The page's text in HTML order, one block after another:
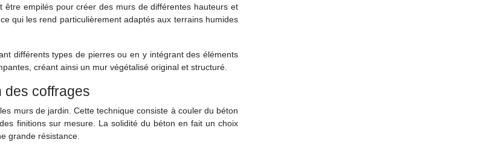
empilés pour créer des murs de différentes hauteurs et
qui les rend particulièrement adaptés aux terrains humides
différents types de pierres ou en y intégrant des éléments
créant ainsi un mur végétalisé original et structuré.
des coffrages
murs de jardin. Cette technique consiste à couler du béton
finitions sur mesure. La solidité du béton en fait un choix
grande résistance.